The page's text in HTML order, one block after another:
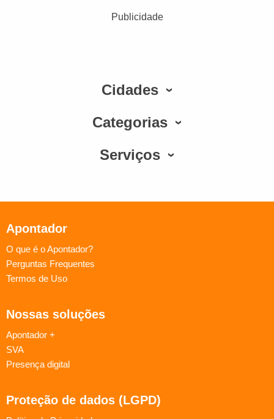
Publicidade
Cidades
Categorias
Serviços
Apontador
O que é o Apontador?
Perguntas Frequentes
Termos de Uso
Nossas soluções
Apontador +
SVA
Presença digital
Proteção de dados (LGPD)